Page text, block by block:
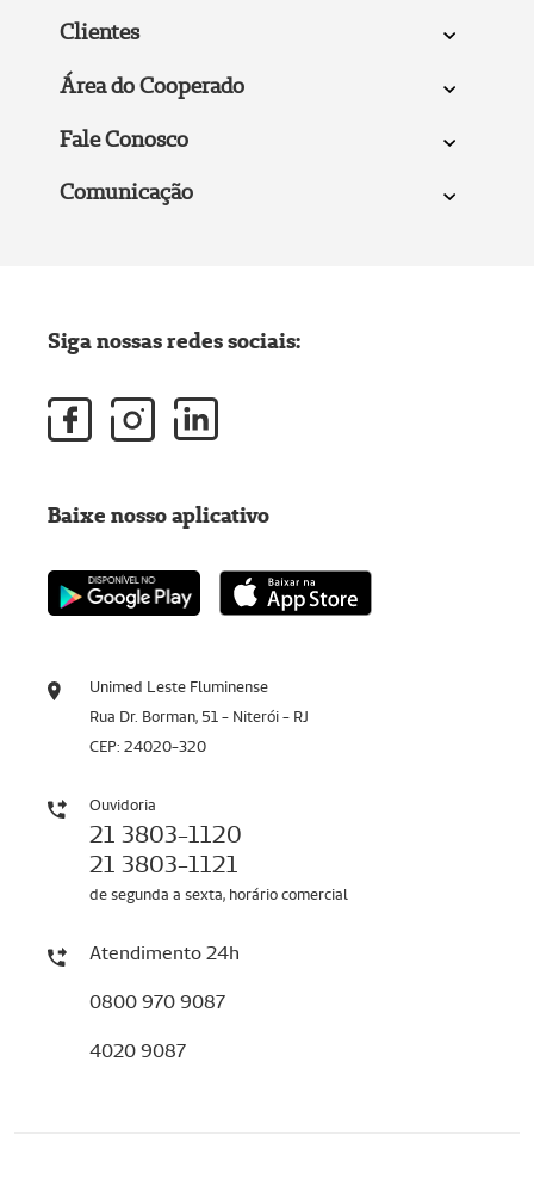
Clientes
Área do Cooperado
Fale Conosco
Comunicação
Unimed Leste Fluminense
Rua Dr. Borman, 51 - Niterói - RJ
CEP: 24020-320
Ouvidoria
21 3803-1120
21 3803-1121
de segunda a sexta, horário comercial
Atendimento 24h
0800 970 9087
4020 9087
Siga nossas redes sociais:
Baixe nosso aplicativo